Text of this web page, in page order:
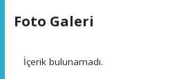
Foto Galeri
İçerik bulunamadı.